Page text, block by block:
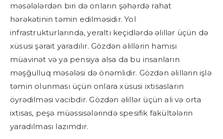
məsələlərdən biri də onların şəhərdə rahat
hərəkətinin təmin edilməsidir. Yol
infrastrukturlarında, yeraltı keçidlərdə əlillər üçün də
xüsusi şərait yaradılır. Gözdən əlillərin hamısı
müavinət və ya pensiya alsa da bu insanların
məşğulluq məsələsi də önəmlidir. Gözdən əlillərin işlə
təmin olunması üçün onlara xüsusi ixtisasların
öyrədilməsi vacibdir. Gözdən əlillər üçün ali və orta
ixtisas, peşə müəssisələrində spesifik fakültələrin
yaradılması lazımdır.